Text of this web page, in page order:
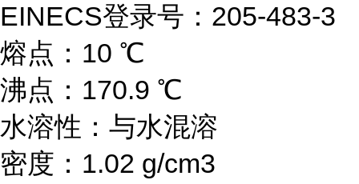
EINECS登录号：205-483-3
熔点：10 ℃
沸点：170.9 ℃
水溶性：与水混溶
密度：1.02 g/cm3